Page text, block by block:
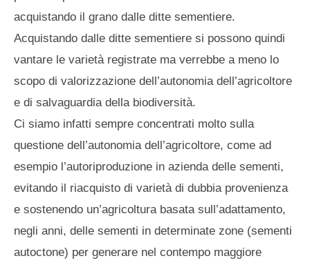
acquistando il grano dalle ditte sementiere.
Acquistando dalle ditte sementiere si possono quindi
vantare le varietà registrate ma verrebbe a meno lo
scopo di valorizzazione dell’autonomia dell’agricoltore
e di salvaguardia della biodiversità.
Ci siamo infatti sempre concentrati molto sulla
questione dell’autonomia dell’agricoltore, come ad
esempio l’autoriproduzione in azienda delle sementi,
evitando il riacquisto di varietà di dubbia provenienza
e sostenendo un’agricoltura basata sull’adattamento,
negli anni, delle sementi in determinate zone (sementi
autoctone) per generare nel contempo maggiore